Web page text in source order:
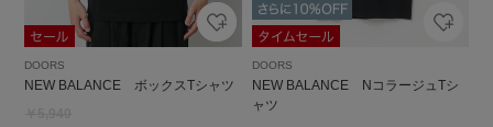
DOORS
NEW BALANCE ボックスTシャツ
DOORS
NEW BALANCE NコラージュTシ
ャツ